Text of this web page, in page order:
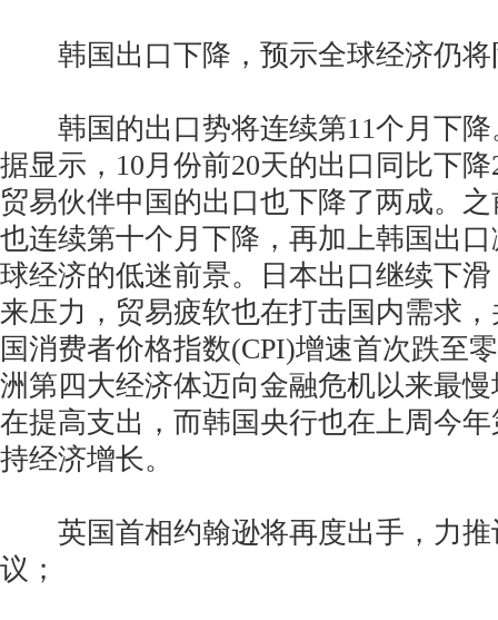
韩国出口下降，预示全球经济仍将
韩国的出口势将连续第11个月下降
据显示，10月份前20天的出口同比下
贸易伙伴中国的出口也下降了两成。
也连续第十个月下降，再加上韩国出
球经济的低迷前景。日本出口继续下
来压力，贸易疲软也在打击国内需求
国消费者价格指数(CPI)增速首次跌至
洲第四大经济体迈向金融危机以来最
在提高支出，而韩国央行也在上周今
持经济增长。
英国首相约翰逊将再度出手，力推
议；